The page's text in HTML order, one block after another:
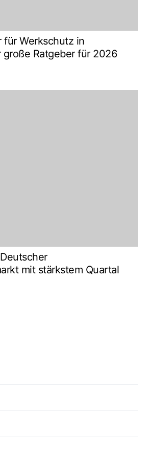
für Werkschutz in
große Ratgeber für 2026
mit stärkstem Quartal